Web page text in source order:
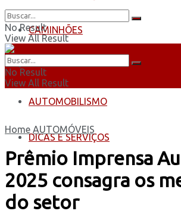
CAMINHÕES
ÔNIBUS
AUTOMOBILISMO
DICAS E SERVIÇOS
No Result
View All Result
No Result
View All Result
Home AUTOMÓVEIS
Prêmio Imprensa
2025 consagra os
do setor